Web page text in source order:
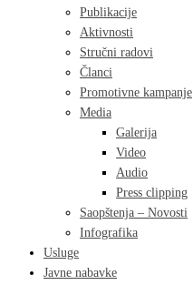
Publikacije
Aktivnosti
Stručni radovi
Članci
Promotivne kampanje
Media
Galerija
Video
Audio
Press clipping
Saopštenja – Novosti
Infografika
Usluge
Javne nabavke